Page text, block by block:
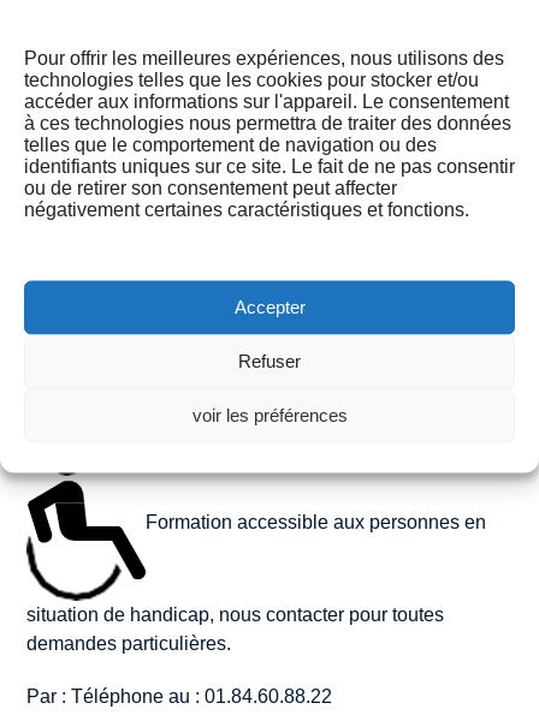
Pour offrir les meilleures expériences, nous utilisons des
technologies telles que les cookies pour stocker et/ou
accéder aux informations sur l'appareil. Le consentement
à ces technologies nous permettra de traiter des données
telles que le comportement de navigation ou des
identifiants uniques sur ce site. Le fait de ne pas consentir
ou de retirer son consentement peut affecter
négativement certaines caractéristiques et fonctions.
Accepter
Refuser
voir les préférences
serons ravis de vous aider !
Formation accessible aux personnes en
situation de handicap, nous contacter pour toutes
demandes particulières.
Par : Téléphone au : 01.84.60.88.22